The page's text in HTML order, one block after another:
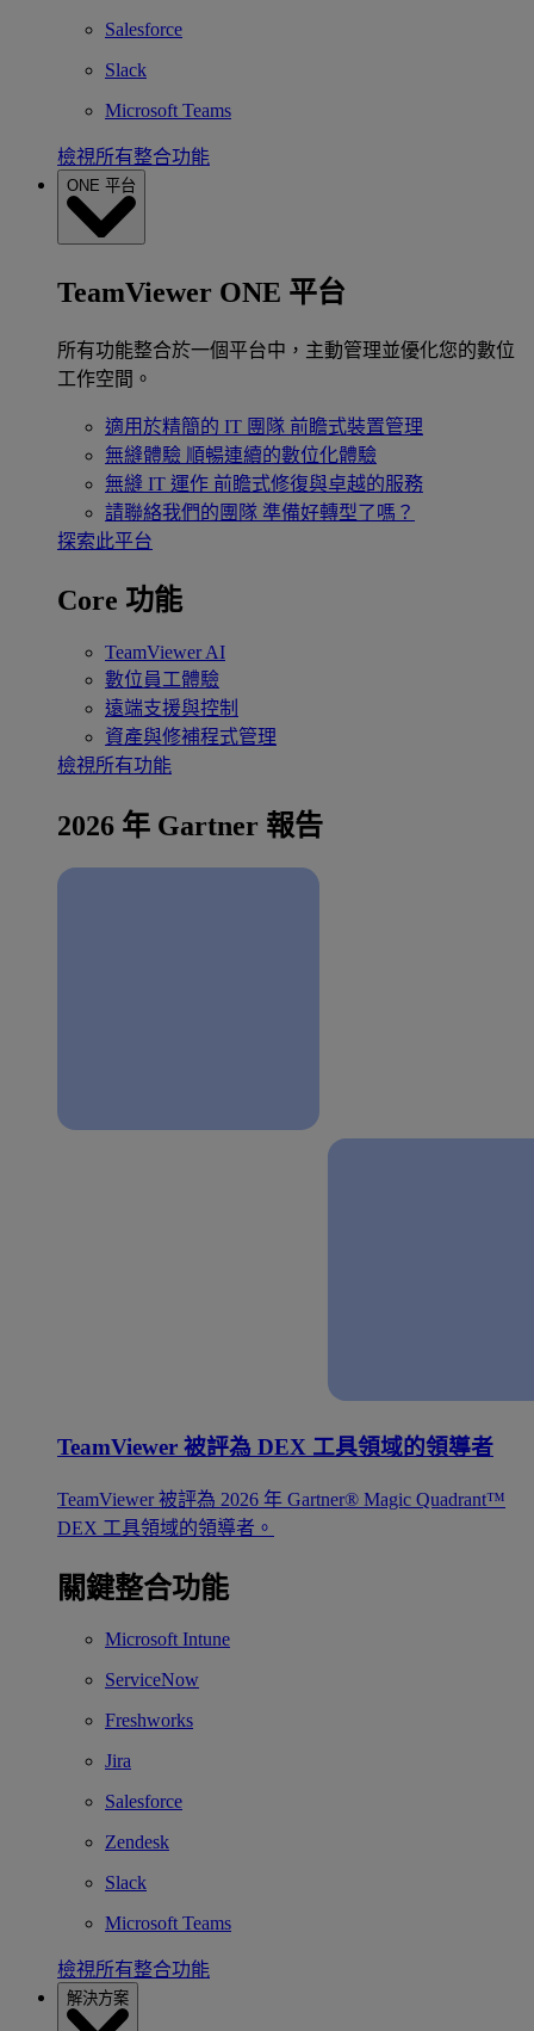
Salesforce
Slack
Microsoft Teams
檢視所有整合功能
ONE 平台
TeamViewer ONE 平台
所有功能整合於一個平台中，主動管理並優化您的數位
工作空間。
適用於精簡的 IT 團隊 前瞻式裝置管理
無縫體驗 順暢連續的數位化體驗
無縫 IT 運作 前瞻式修復與卓越的服務
請聯絡我們的團隊 準備好轉型了嗎？
探索此平台
Core 功能
TeamViewer AI
數位員工體驗
遠端支援與控制
資產與修補程式管理
檢視所有功能
2026 年 Gartner 報告
TeamViewer 被評為 DEX 工具領域的領導者
TeamViewer 被評為 2026 年 Gartner® Magic Quadrant™
DEX 工具領域的領導者。
關鍵整合功能
Microsoft Intune
ServiceNow
Freshworks
Jira
Salesforce
Zendesk
Slack
Microsoft Teams
檢視所有整合功能
解決方案